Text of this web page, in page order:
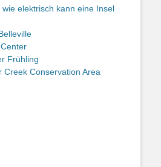
elektrisch kann eine Insel
Frühling
Creek Conservation Area